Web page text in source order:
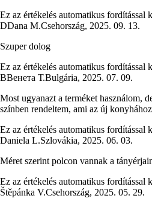
Ez az értékelés automatikus fordítással
DDana M.Csehország, 2025. 09. 13.
Szuper dolog
Ez az értékelés automatikus fordítással
ВВенета Т.Bulgária, 2025. 07. 09.
Most ugyanazt a terméket használom,
színben rendeltem, ami az új
Ez az értékelés automatikus fordítással
Daniela L.Szlovákia, 2025. 06. 03.
Méret szerint polcon vannak a
Ez az értékelés automatikus fordítással
Štěpánka V.Csehország, 2025. 05. 29.